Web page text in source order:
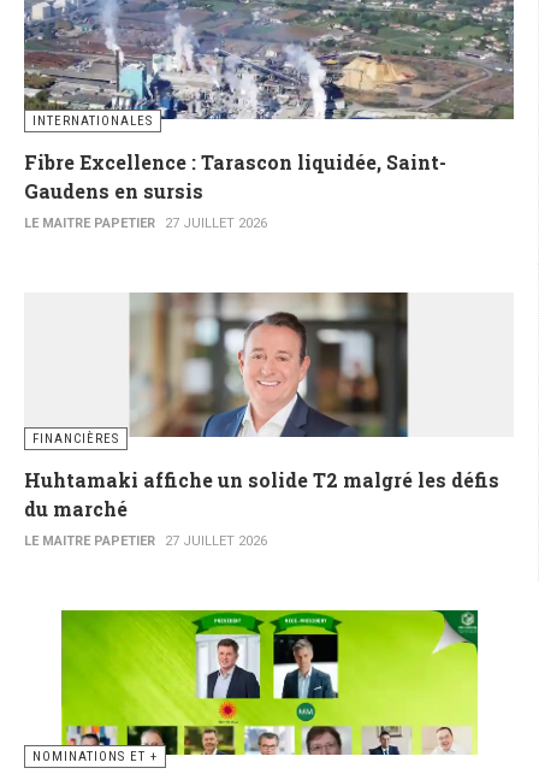
INTERNATIONALES
Fibre Excellence : Tarascon liquidée, Saint-
Gaudens en sursis
LE MAITRE PAPETIER 27 JUILLET 2026
FINANCIÈRES
Huhtamaki affiche un solide T2 malgré les défis
du marché
LE MAITRE PAPETIER 27 JUILLET 2026
NOMINATIONS ET +